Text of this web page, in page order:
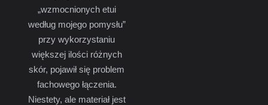
„wzmocnionych etui
według mojego pomysłu”
przy wykorzystaniu
większej ilości różnych
skór, pojawił się problem
fachowego łączenia.
Niestety, ale materiał jest